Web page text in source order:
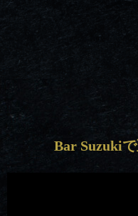
Bar Suzuki